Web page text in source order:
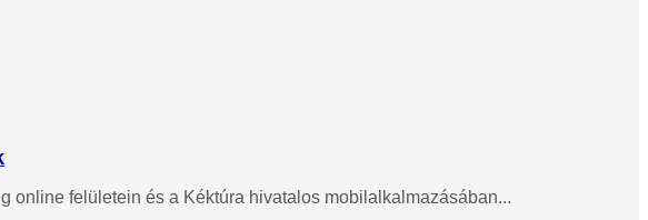
online felületein és a Kéktúra hivatalos mobilalkalmazásában...